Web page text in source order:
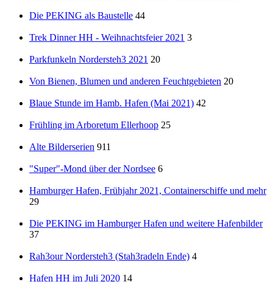
Die PEKING als Baustelle 44
Trek Dinner HH - Weihnachtsfeier 2021 3
Parkfunkeln Nordersteh3 2021 20
Von Bienen, Blumen und anderen Feuchtgebieten 20
Blaue Stunde im Hamb. Hafen (Mai 2021) 42
Frühling im Arboretum Ellerhoop 25
Alte Bilderserien 911
"Super"-Mond über der Nordsee 6
Hamburger Hafen, Frühjahr 2021, Containerschiffe und mehr
29
Die PEKING im Hamburger Hafen und weitere Hafenbilder
37
Rah3our Nordersteh3 (Stah3radeln Ende) 4
Hafen HH im Juli 2020 14